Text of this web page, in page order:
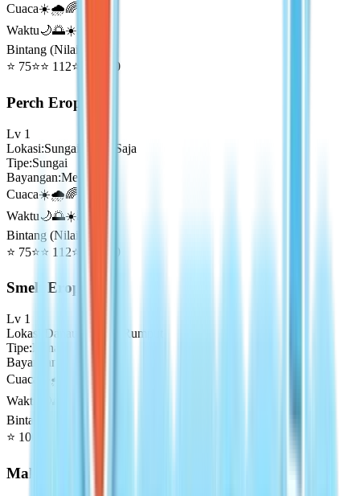
Cuaca☀️🌧️🌈
Waktu🌙🌅☀️🌇
Bintang (Nilai Emas)
⭐ 75⭐⭐ 112⭐⭐⭐ 150
Perch Eropa
Lv 1
Lokasi:Sungai Mana Saja
Tipe:Sungai
Bayangan:Medium
Cuaca☀️🌧️🌈
Waktu🌙🌅☀️🌇
Bintang (Nilai Emas)
⭐ 75⭐⭐ 112⭐⭐⭐ 150
Smelt Eropa
Lv 1
Lokasi
Danau Padang Rumput
Tipe:Danau
Bayangan
Cuaca
☀️🌧️🌈
Waktu
Bintang (Nilai Emas)
⭐ 100
Makarel Kuda